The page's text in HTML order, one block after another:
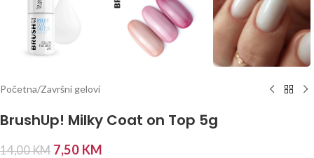
Početna/Završni gelovi
BrushUp! Milky Coat on Top 5g
14,00KM 7,50 KM